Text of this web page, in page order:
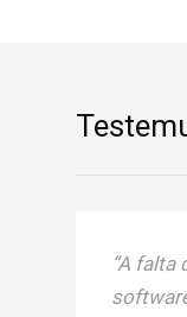
“A falta